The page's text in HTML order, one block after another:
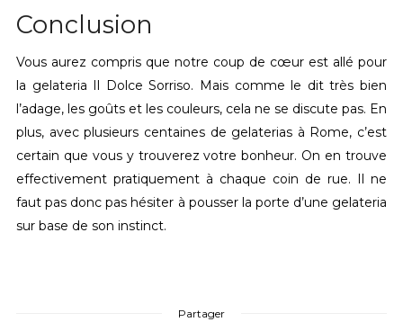
Conclusion
Vous aurez compris que notre coup de cœur est allé pour
la gelateria Il Dolce Sorriso. Mais comme le dit très bien
l’adage, les goûts et les couleurs, cela ne se discute pas. En
plus, avec plusieurs centaines de gelaterias à Rome, c’est
certain que vous y trouverez votre bonheur. On en trouve
effectivement pratiquement à chaque coin de rue. Il ne
faut pas donc pas hésiter à pousser la porte d’une gelateria
sur base de son instinct.
Partager